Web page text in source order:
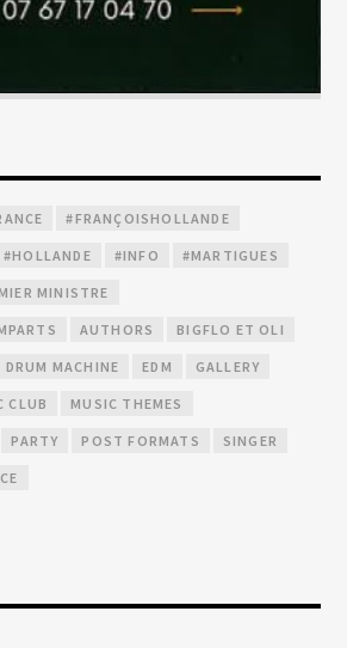
#FRANÇOISHOLLANDE
#HOLLANDE #INFO #MARTIGUES
MINISTRE
AUTHORS BIGFLO ET OLI
DRUM MACHINE EDM GALLERY
CLUB MUSIC THEMES
PARTY POST FORMATS SINGER